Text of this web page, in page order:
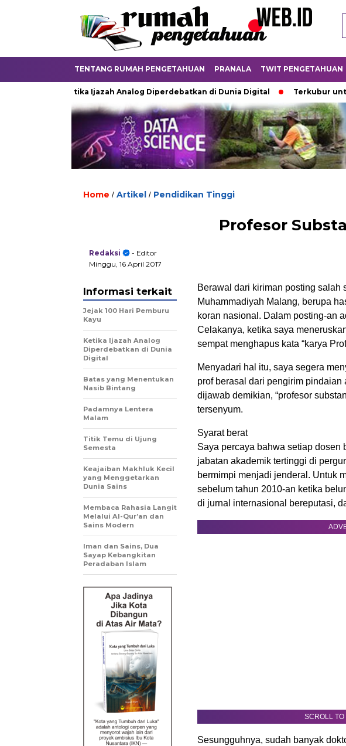
TENTANG RUMAH PENGETAHUAN PRANALA TWIT PENGETAHUAN
Ketika Ijazah Analog Diperdebatkan di Dunia Digital Terkubur untuk
Home / Artikel / Pendidikan Tinggi
Profesor
Redaksi
- Editor
Minggu, 16 April 2017
Berawal dari kiriman posting salah
Muhammadiyah Malang, berupa
koran nasional. Dalam posting-an
Celakanya, ketika saya
sempat menghapus kata “karya
Menyadari hal itu, saya segera
prof berasal dari pengirim pindaian
dijawab demikian, “profesor
tersenyum.
Syarat berat
Saya percaya bahwa setiap dosen
jabatan akademik tertinggi di
bermimpi menjadi jenderal. Untuk
sebelum tahun 2010-an ketika
di jurnal internasional bereputasi,
SCROLL
Sesungguhnya, sudah banyak
Informasi terkait
Jejak 100 Hari Pemburu
Kayu
Ketika Ijazah Analog
Diperdebatkan di Dunia
Digital
Batas yang Menentukan
Nasib Bintang
Padamnya Lentera
Malam
Titik Temu di Ujung
Semesta
Keajaiban Makhluk Kecil
yang Menggetarkan
Dunia Sains
Membaca Rahasia Langit
Melalui Al-Qur’an dan
Sains Modern
Iman dan Sains, Dua
Sayap Kebangkitan
Peradaban Islam